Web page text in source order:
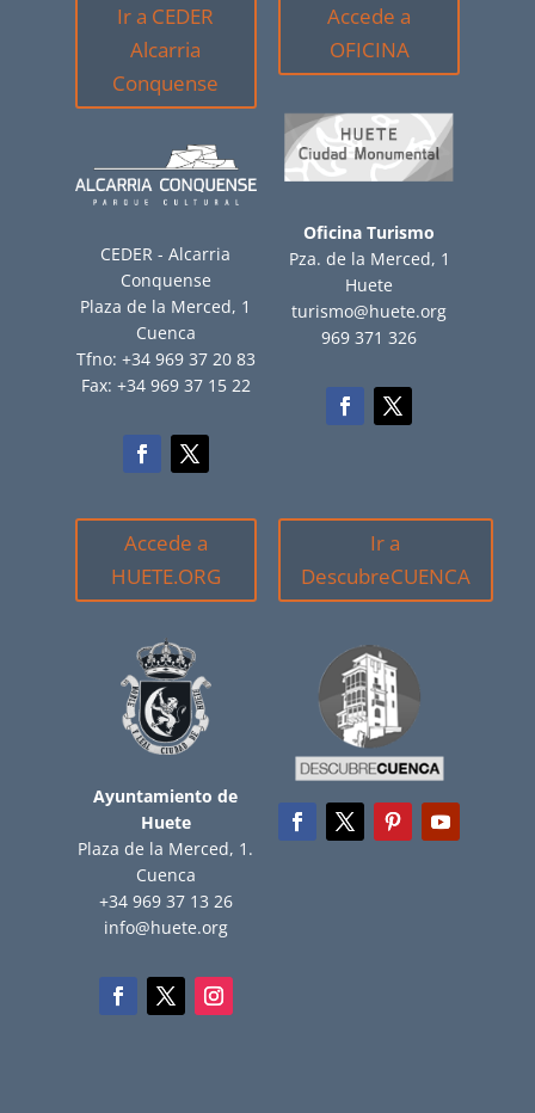
Ir a CEDER
Alcarria
Conquense
CEDER - Alcarria
Conquense
Plaza de la Merced, 1
Cuenca
Tfno: +34 969 37 20 83
Fax: +34 969 37 15 22
Accede a
OFICINA
Oficina Turismo
Pza. de la Merced, 1
Huete
turismo@huete.org
969 371 326
Accede a
HUETE.ORG
Ayuntamiento de
Huete
Plaza de la Merced, 1.
Cuenca
+34 969 37 13 26
info@huete.org
Ir a
DescubreCUENCA